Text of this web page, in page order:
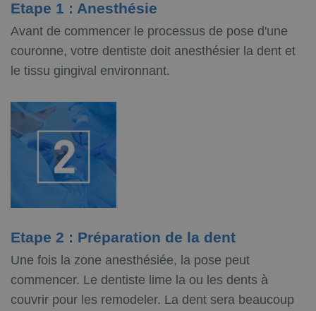
Etape 1 : Anesthésie
Avant de commencer le processus de pose d'une
couronne, votre dentiste doit anesthésier la dent et
le tissu gingival environnant.
Etape 2 : Préparation de la dent
Une fois la zone anesthésiée, la pose peut
commencer. Le dentiste lime la ou les dents à
couvrir pour les remodeler. La dent sera beaucoup